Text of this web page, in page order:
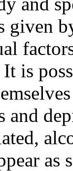
given
is
and
as